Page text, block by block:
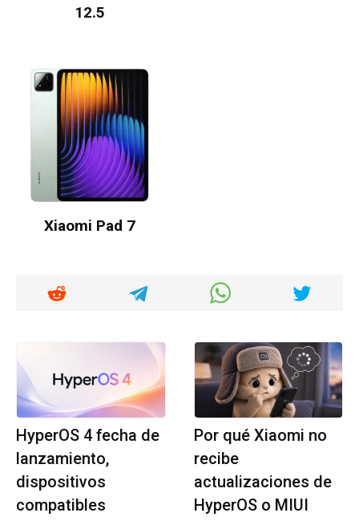
12.5
Xiaomi Pad 7
HyperOS 4 fecha de
lanzamiento,
dispositivos
compatibles
Por qué Xiaomi no
recibe
actualizaciones de
HyperOS o MIUI